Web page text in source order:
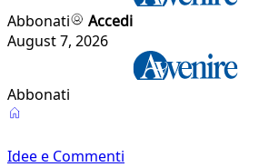
Abbonati
Accedi
August 7, 2026
Abbonati
Idee e Commenti